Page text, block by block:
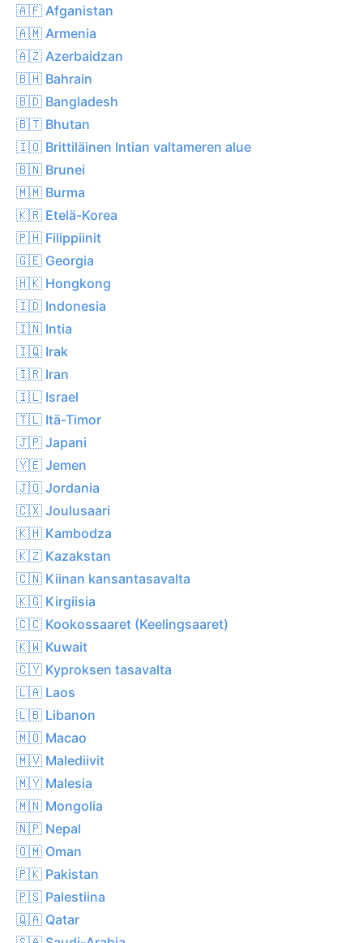
🇦🇫 Afganistan
🇦🇲 Armenia
🇦🇿 Azerbaidzan
🇧🇭 Bahrain
🇧🇩 Bangladesh
🇧🇹 Bhutan
🇮🇴 Brittiläinen Intian valtameren alue
🇧🇳 Brunei
🇲🇲 Burma
🇰🇷 Etelä-Korea
🇵🇭 Filippiinit
🇬🇪 Georgia
🇭🇰 Hongkong
🇮🇩 Indonesia
🇮🇳 Intia
🇮🇶 Irak
🇮🇷 Iran
🇮🇱 Israel
🇹🇱 Itä-Timor
🇯🇵 Japani
🇾🇪 Jemen
🇯🇴 Jordania
🇨🇽 Joulusaari
🇰🇭 Kambodza
🇰🇿 Kazakstan
🇨🇳 Kiinan kansantasavalta
🇰🇬 Kirgiisia
🇨🇨 Kookossaaret (Keelingsaaret)
🇰🇼 Kuwait
🇨🇾 Kyproksen tasavalta
🇱🇦 Laos
🇱🇧 Libanon
🇲🇴 Macao
🇲🇻 Malediivit
🇲🇾 Malesia
🇲🇳 Mongolia
🇳🇵 Nepal
🇴🇲 Oman
🇵🇰 Pakistan
🇵🇸 Palestiina
🇶🇦 Qatar